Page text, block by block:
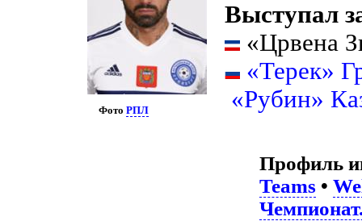
ФотоРПЛ
Выступал
«Црвена
«Терек»
«Рубин»
Профиль
Teams •